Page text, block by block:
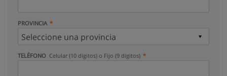
PROVINCIA
TELÉFONO Celular (10 dígitos) o Fijo (9 dígitos)